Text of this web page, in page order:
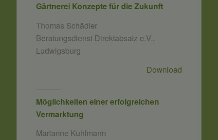
Gärtnerei Konzepte für die Zukunft
Thomas Schädler
Beratungsdienst Direktabsatz e.V.,
Ludwigsburg
Download
Möglichkeiten einer erfolgreichen
Vermarktung
Marianne Kuhlmann